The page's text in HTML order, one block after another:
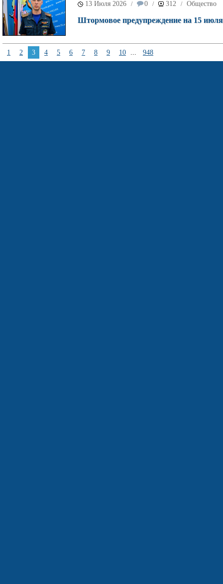
13 Июля 2026 / 0 / 312 / Общество
Штормовое предупреждение на 15
1 2 3 4 5 6 7 8 9 10 ... 948